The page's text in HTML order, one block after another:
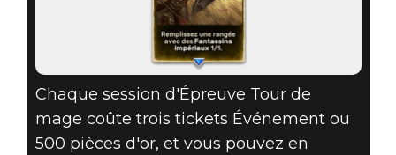
Chaque session d'Épreuve Tour de
mage coûte trois tickets Événement ou
500 pièces d'or, et vous pouvez en